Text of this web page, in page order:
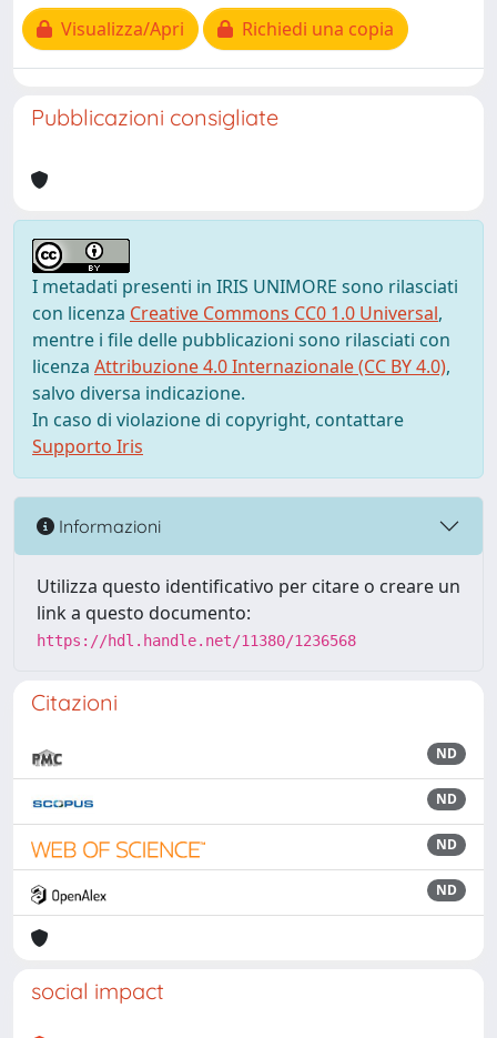
Visualizza/Apri
Richiedi una copia
Pubblicazioni consigliate
I metadati presenti in IRIS UNIMORE sono rilasciati
con licenza Creative Commons CC0 1.0 Universal,
mentre i file delle pubblicazioni sono rilasciati con
licenza Attribuzione 4.0 Internazionale (CC BY 4.0),
salvo diversa indicazione.
In caso di violazione di copyright, contattare
Supporto Iris
Informazioni
Utilizza questo identificativo per citare o creare un
link a questo documento:
https://hdl.handle.net/11380/1236568
Citazioni
ND
ND
ND
ND
social impact